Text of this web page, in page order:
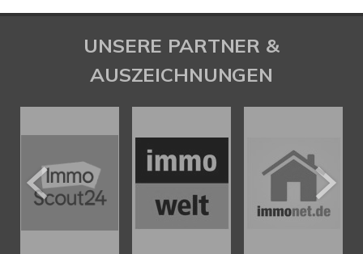
UNSERE PARTNER &
AUSZEICHNUNGEN